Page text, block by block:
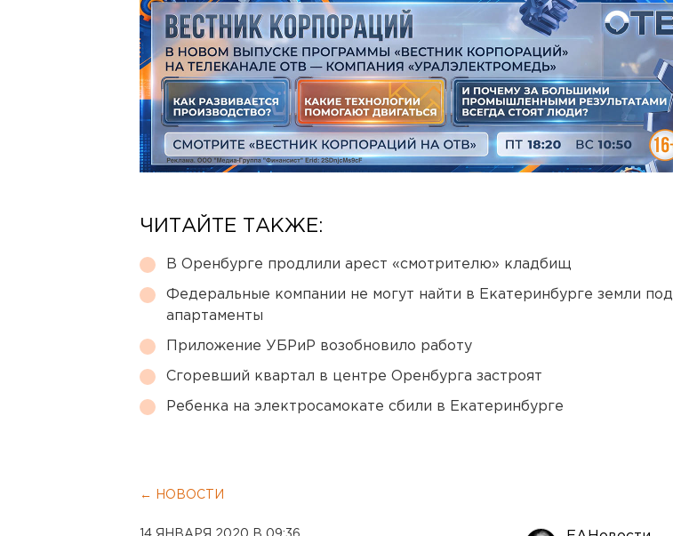
ЧИТАЙТЕ ТАКЖЕ:
В Оренбурге продлили арест «смотрителю» кладбищ
Федеральные компании не могут найти в Екатеринбурге земли под
апартаменты
Приложение УБРиР возобновило работу
Сгоревший квартал в центре Оренбурга застроят
Ребенка на электросамокате сбили в Екатеринбурге
← НОВОСТИ